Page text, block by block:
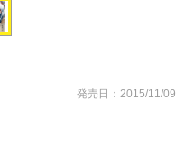
発売日：2015/11/09